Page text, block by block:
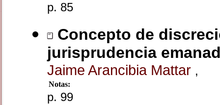
p. 85
Concepto de
jurisprudencia
Jaime Arancibia Mattar ,
Notas:
p. 99